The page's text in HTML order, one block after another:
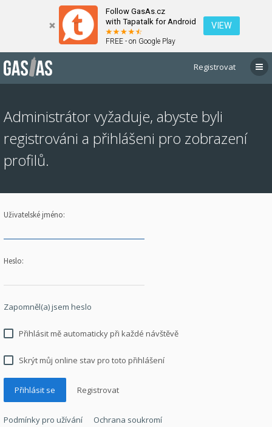
Follow GasAs.cz
with Tapatalk for Android
FREE - on Google Play
VIEW
Registrovat
Administrátor vyžaduje, abyste byli
registrováni a přihlášeni pro zobrazení
profilů.
Uživatelské jméno:
Heslo:
Zapomněl(a) jsem heslo
Přihlásit mě automaticky při každé návštěvě
Skrýt můj online stav pro toto přihlášení
Registrovat
Podmínky pro užívání Ochrana soukromí